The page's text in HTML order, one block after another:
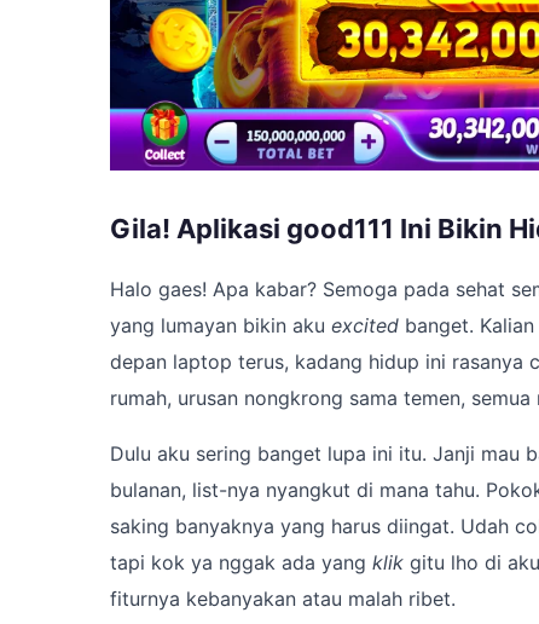
Gila! Aplikasi good111 Ini Bikin
Halo gaes! Apa kabar? Semoga pada sehat
yang lumayan bikin aku excited banget.
depan laptop terus, kadang hidup ini rasanya
rumah, urusan nongkrong sama temen, semua
Dulu aku sering banget lupa ini itu. Janji mau
bulanan, list-nya nyangkut di mana tahu.
saking banyaknya yang harus diingat. Udah
tapi kok ya nggak ada yang klik gitu lho di
fiturnya kebanyakan atau malah ribet.